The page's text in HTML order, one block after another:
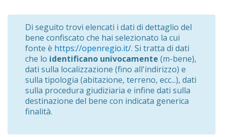
Di seguito trovi elencati i dati di dettaglio del
bene confiscato che hai selezionato la cui
fonte è https://openregio.it/. Si tratta di dati
che lo identificano univocamente (m-bene),
dati sulla localizzazione (fino all'indirizzo) e
sulla tipologia (abitazione, terreno, ecc...), dati
sulla procedura giudiziaria e infine dati sulla
destinazione del bene con indicata generica
finalità.